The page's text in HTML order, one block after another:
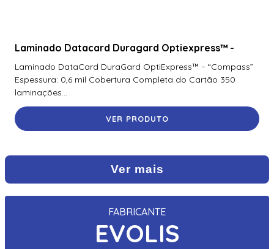
Laminado Datacard Duragard Optiexpress™ -
Laminado DataCard DuraGard OptiExpress™ - “Compass”
Espessura: 0,6 mil Cobertura Completa do Cartão 350
laminações...
VER PRODUTO
Ver mais
FABRICANTE
EVOLIS